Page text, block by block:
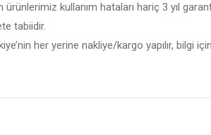
ürünlerimiz kullanım hataları hariç 3 yıl
tabiidir.
her yerine nakliye/kargo yapılır, bilgi